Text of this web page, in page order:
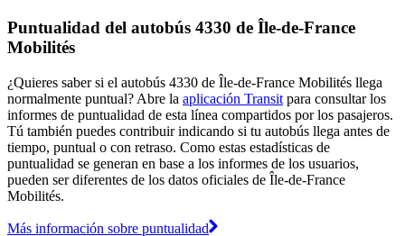
Puntualidad del autobús 4330 de Île-de-France
Mobilités
¿Quieres saber si el autobús 4330 de Île-de-France Mobilités llega
normalmente puntual? Abre la aplicación Transit para consultar los
informes de puntualidad de esta línea compartidos por los pasajeros.
Tú también puedes contribuir indicando si tu autobús llega antes de
tiempo, puntual o con retraso. Como estas estadísticas de
puntualidad se generan en base a los informes de los usuarios,
pueden ser diferentes de los datos oficiales de Île-de-France
Mobilités.
Más información sobre puntualidad